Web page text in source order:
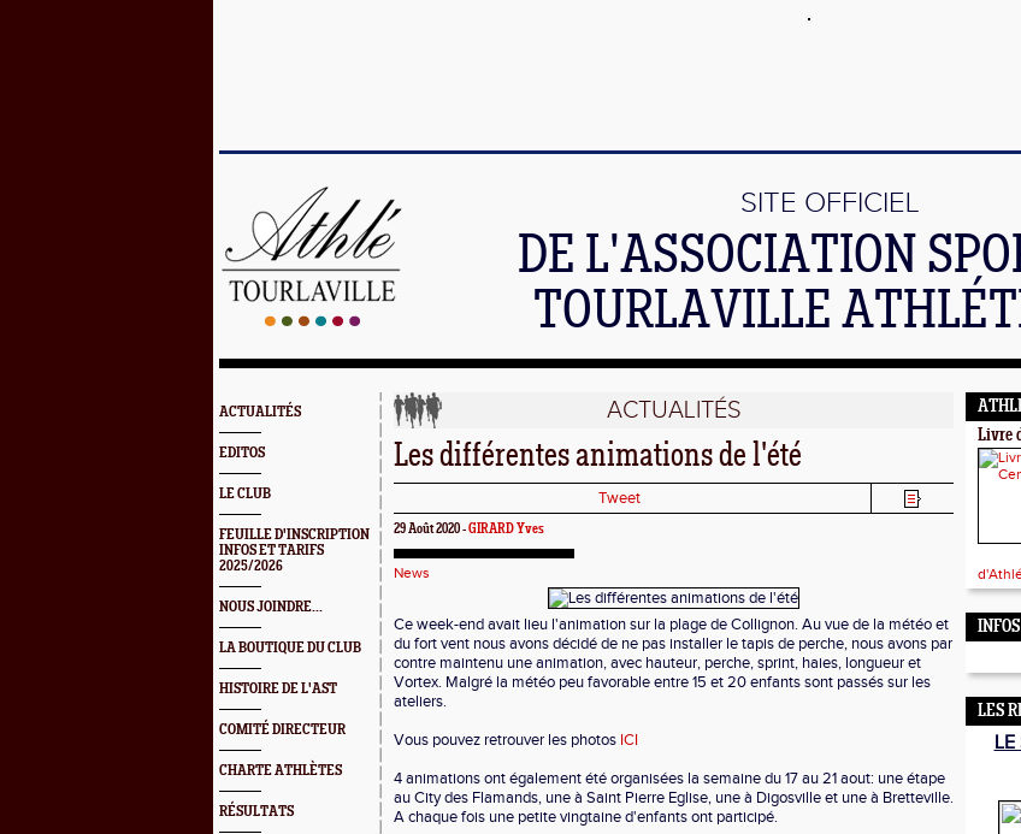
SITE OFFICIEL
DE L'ASSOCIATION
TOURLAVILLE
ACTUALITÉS
EDITOS
LE CLUB
FEUILLE D'INSCRIPTION
INFOS ET TARIFS
2025/2026
NOUS JOINDRE...
LA BOUTIQUE DU CLUB
HISTOIRE DE L'AST
COMITÉ DIRECTEUR
CHARTE ATHLÈTES
RÉSULTATS
ACTUALITÉS
Les différentes animations de l'été
Tweet
29 Août 2020 -GIRARD Yves
News
Ce week-end avait lieu l'animation sur la plage de Collignon. Au vue de la météo et
du fort vent nous avons décidé de ne pas installer le tapis de perche, nous avons par
contre maintenu une animation, avec hauteur, perche, sprint, haies, longueur et
Vortex. Malgré la météo peu favorable entre 15 et 20 enfants sont passés sur les
ateliers.
Vous pouvez retrouver les photos ICI
4 animations ont également été organisées la semaine du 17 au 21 aout: une étape
au City des Flamands, une à Saint Pierre Eglise, une à Digosville et une à Bretteville.
A chaque fois une petite vingtaine d'enfants ont participé.
Livre
LES
LE